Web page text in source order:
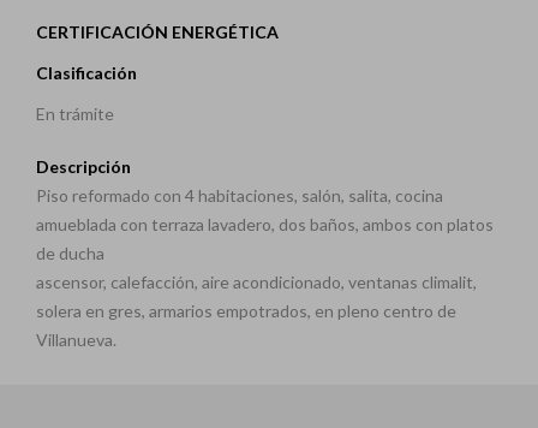
CERTIFICACIÓN ENERGÉTICA
Clasificación
En trámite
Descripción
Piso reformado con 4 habitaciones, salón, salita, cocina
amueblada con terraza lavadero, dos baños, ambos con platos
de ducha
ascensor, calefacción, aire acondicionado, ventanas climalit,
solera en gres, armarios empotrados, en pleno centro de
Villanueva.